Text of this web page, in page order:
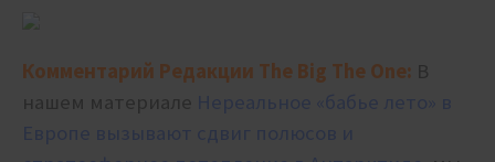
Комментарий Редакции The Big The One: В
нашем материале Нереальное «бабье лето» в
Европе вызывают сдвиг полюсов и